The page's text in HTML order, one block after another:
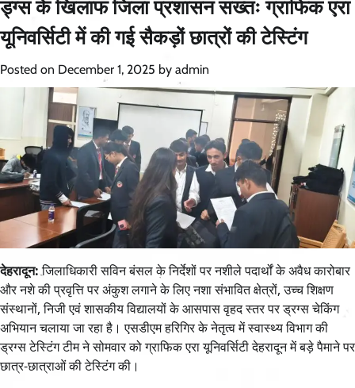
ड्ग्स के खिलाफ जिला प्रशासन सख्तः ग्राफिक एरा
यूनिवर्सिटी में की गई सैकड़ों छात्रों की टेस्टिंग
Posted on December 1, 2025 by admin
देहरादून:जिलाधिकारी सविन बंसल के निर्देशों पर नशीले पदार्थों के अवैध कारोबार
और नशे की प्रवृत्ति पर अंकुश लगाने के लिए नशा संभावित क्षेत्रों, उच्च शिक्षण
संस्थानों, निजी एवं शासकीय विद्यालयों के आसपास वृहद स्तर पर ड्रग्स चेकिंग
अभियान चलाया जा रहा है। एसडीएम हरिगिर के नेतृत्व में स्वास्थ्य विभाग की
ड्रग्स टेस्टिंग टीम ने सोमवार को ग्राफिक एरा यूनिवर्सिटी देहरादून में बड़े पैमाने पर
छात्र-छात्राओं की टेस्टिंग की।